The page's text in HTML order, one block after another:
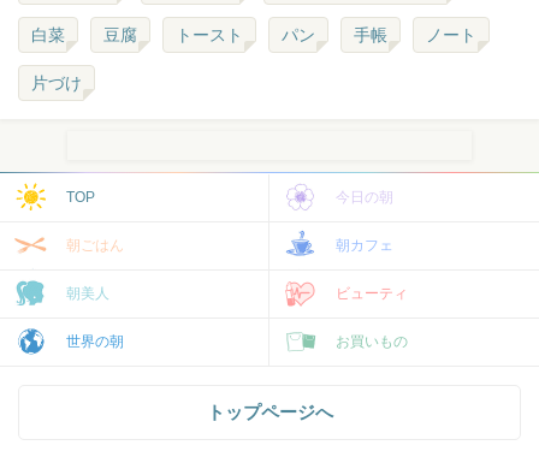
白菜 豆腐 トースト パン 手帳 ノート
片づけ
TOP 今日の朝
朝ごはん 朝カフェ
朝美人 ビューティ
世界の朝 お買いもの
トップページへ